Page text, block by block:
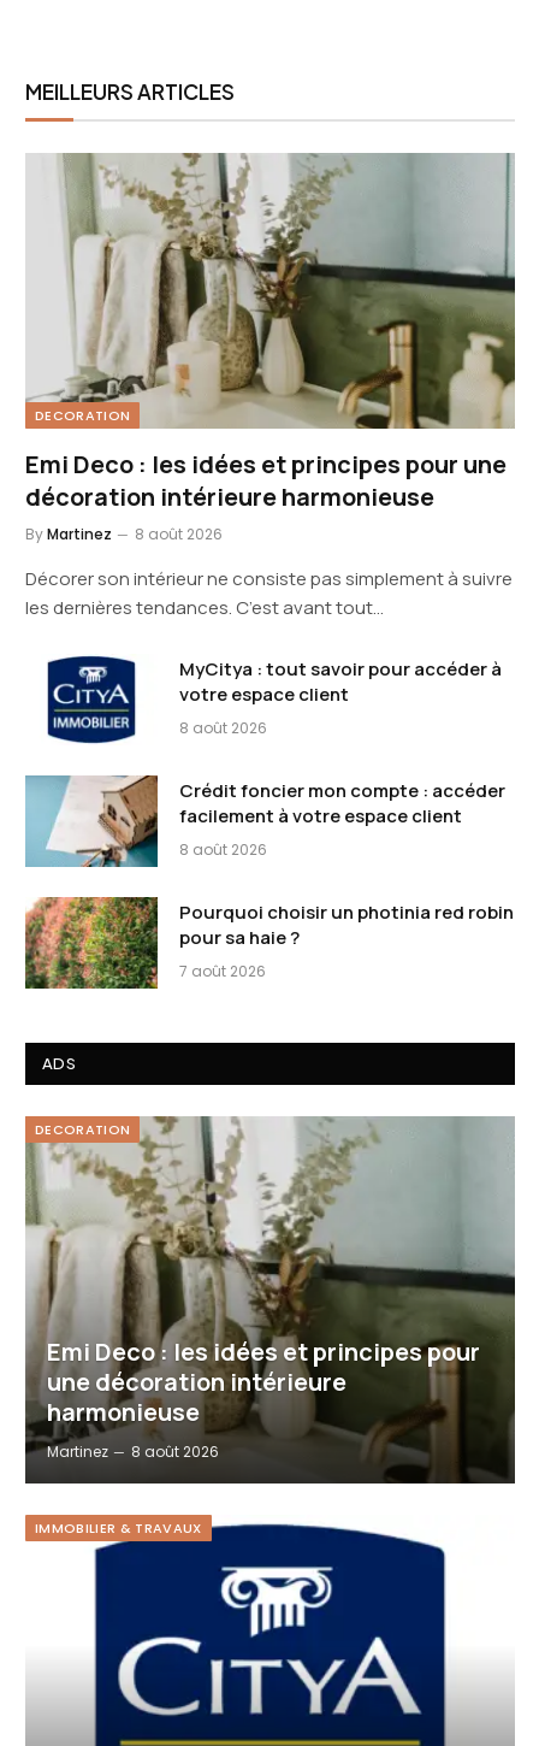
MEILLEURS ARTICLES
DECORATION
Emi Deco : les idées et principes pour une
décoration intérieure harmonieuse
ByMartinez 8 août 2026
Décorer son intérieur ne consiste pas simplement à suivre
les dernières tendances. C’est avant tout…
MyCitya : tout savoir pour accéder à
votre espace client
8 août 2026
Crédit foncier mon compte : accéder
facilement à votre espace client
8 août 2026
Pourquoi choisir un photinia red robin
pour sa haie ?
7 août 2026
ADS
DECORATION
Emi Deco : les idées et principes pour
une décoration intérieure
harmonieuse
Martinez 8 août 2026
IMMOBILIER & TRAVAUX